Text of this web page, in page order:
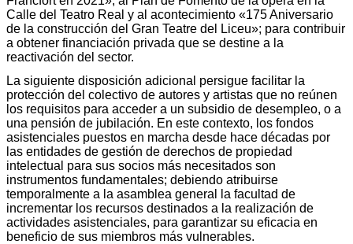
Calle del Teatro Real y al acontecimiento «175 Aniversario
de la construcción del Gran Teatre del Liceu»; para contribuir
a obtener financiación privada que se destine a la
reactivación del sector.
La siguiente disposición adicional persigue facilitar la
protección del colectivo de autores y artistas que no reúnen
los requisitos para acceder a un subsidio de desempleo, o a
una pensión de jubilación. En este contexto, los fondos
asistenciales puestos en marcha desde hace décadas por
las entidades de gestión de derechos de propiedad
intelectual para sus socios más necesitados son
instrumentos fundamentales; debiendo atribuirse
temporalmente a la asamblea general la facultad de
incrementar los recursos destinados a la realización de
actividades asistenciales, para garantizar su eficacia en
beneficio de sus miembros más vulnerables.